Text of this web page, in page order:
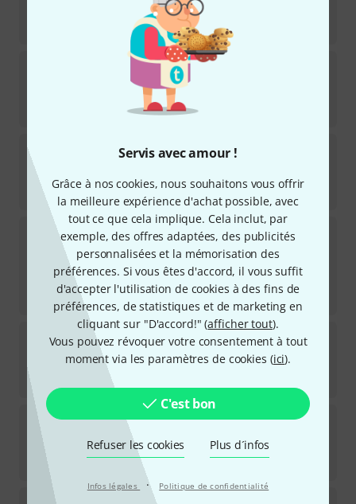
Servis avec amour !
Grâce à nos cookies, nous souhaitons vous offrir
la meilleure expérience d'achat possible, avec
tout ce que cela implique. Cela inclut, par
exemple, des offres adaptées, des publicités
personnalisées et la mémorisation des
préférences. Si vous êtes d'accord, il vous suffit
d'accepter l'utilisation de cookies à des fins de
préférences, de statistiques et de marketing en
cliquant sur "D'accord!" (afficher tout).
Vous pouvez révoquer votre consentement à tout
moment via les paramètres de cookies (ici).
C'est bon
Refuser les cookies Plus d´infos
Infos légales · Politique de confidentialité
Disponible immédiatement
Thalia CapoTaylor by Thalia 800 Ser.
Disponible immédiatement
€
K&M14545
Disponible immédiatement
10,50€
Thalia Capo Wood Collect.Koa AAA BC
Disponible rapidement (2 à 5 jours)
74€
Meilleur prix sur 30 jours: 78 €
-5%
Thalia Capo Taylor by Thalia 300 Ser.
Disponible immédiatement
108
Thalia CapoTaylor by Thalia 800 Eliment
Disponible immédiatement
Taylor by Thalia 900 Ser. BC